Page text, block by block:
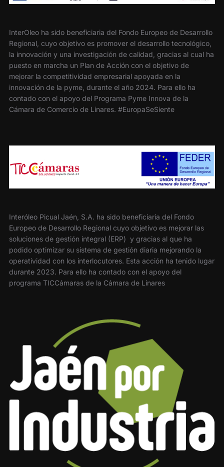
InterOleo ha sido beneficiaria del Fondo Europeo de Desarrollo
Regional, cuyo objetivo es promover el desarrollo tecnológico,
la innovación y una investigación de calidad, gracias al cual ha
puesto en marcha un Plan de Acción con el objetivo de
mejorar la competitividad empresarial apoyada en la
innovación de la pyme, durante el año 2024. Para ello ha
contado con el apoyo del Programa Pyme Innova de la
Cámara de Comercio de Linares. #EuropaSeSiente
Interóleo Picual Jaén, S.A. ha sido beneficiaria del Fondo
Europeo de Desarrollo Regional cuyo objetivo es mejorar las
soluciones de gestión integral (ERP) y gracias al que ha
podido optimizar su sistema de gestión diaria mejorando la
operatividad con los interlocutores. Esta acción ha tenido lugar
durante 2023. Para ello ha contado con el apoyo del
programa TICCámaras de la Cámara de Linares